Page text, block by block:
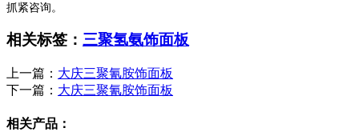
抓紧咨询。
相关标签： 三聚氢氨饰面板
上一篇： 大庆三聚氰胺饰面板
下一篇： 大庆三聚氰胺饰面板
相关产品：